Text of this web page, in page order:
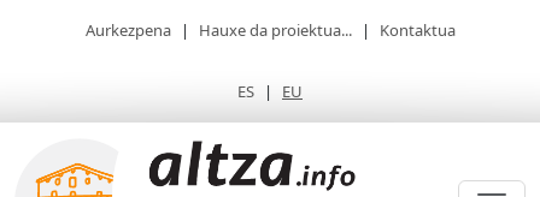
Aurkezpena | Hauxe da proiektua... | Kontaktua
ES | EU